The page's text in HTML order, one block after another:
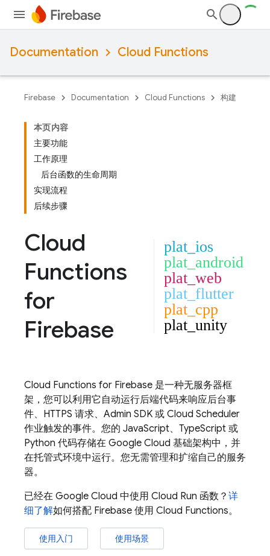
Documentation Cloud Functions
Firebase Documentation Cloud Functions 构建
本页内容
主要功能
工作原理
后台函数的生命周期
实现流程
后续步骤
Cloud
Functions
for
Firebase
plat_ios
plat_android
plat_web
plat_flutter
plat_cpp
plat_unity
Cloud Functions for Firebase 是一种无服务器框
架，您可以利用它自动运行后端代码来响应后台事
件、HTTPS 请求、 Admin SDK 或 Cloud Scheduler
作业触发的事件。您的 JavaScript、TypeScript 或
Python 代码存储在 Google Cloud 基础架构中，并
在托管式环境中运行。您无需管理和扩缩自己的服务
器。
已经在 Google Cloud 中使用 Cloud Run 函数？ 详
细了解如何搭配 Firebase 使用 Cloud Functions。
使用入门 使用场景